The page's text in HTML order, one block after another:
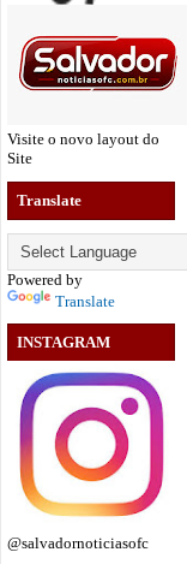
Visite o novo layout do
Site
Translate
Powered by
Translate
INSTAGRAM
@salvadornoticiasofc